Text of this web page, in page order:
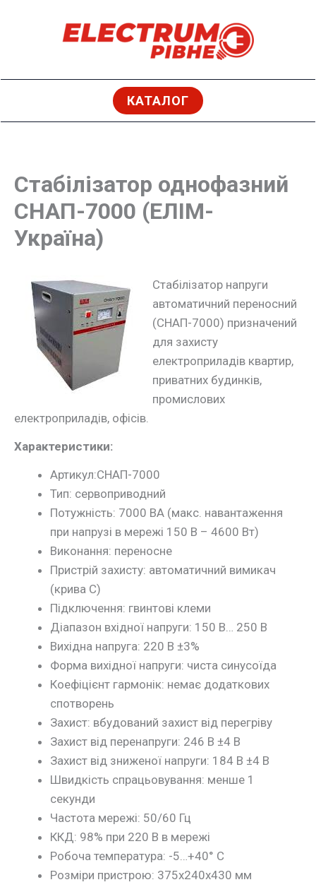
КАТАЛОГ
Стабілізатор однофазний
СНАП-7000 (ЕЛІМ-
Україна)
Стабілізатор напруги
автоматичний переносний
(СНАП-7000) призначений
для захисту
електроприладів квартир,
приватних будинків,
промислових
електроприладів, офісів.
Характеристики:
Артикул:СНАП-7000
Тип: сервоприводний
Потужність: 7000 ВА (макс. навантаження
при напрузі в мережі 150 В – 4600 Вт)
Виконання: переносне
Пристрій захисту: автоматичний вимикач
(крива С)
Підключення: гвинтові клеми
Діапазон вхідної напруги: 150 В… 250 В
Вихідна напруга: 220 В ±3%
Форма вихідної напруги: чиста синусоїда
Коефіцієнт гармонік: немає додаткових
спотворень
Захист: вбудований захист від перегріву
Захист від перенапруги: 246 В ±4 В
Захист від зниженої напруги: 184 В ±4 В
Швидкість спрацьовування: менше 1
секунди
Частота мережі: 50/60 Гц
ККД: 98% при 220 В в мережі
Робоча температура: -5…+40° С
Розміри пристрою: 375х240х430 мм